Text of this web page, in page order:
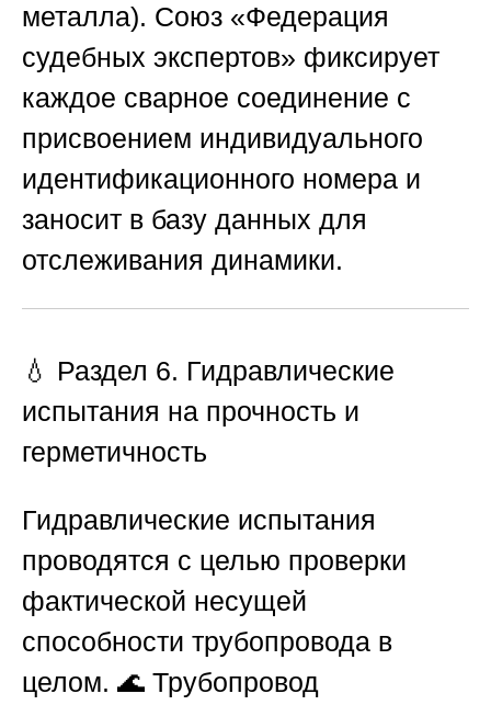
металла). Союз «Федерация
судебных экспертов» фиксирует
каждое сварное соединение с
присвоением индивидуального
идентификационного номера и
заносит в базу данных для
отслеживания динамики.
💧 Раздел 6. Гидравлические
испытания на прочность и
герметичность
Гидравлические испытания
проводятся с целью проверки
фактической несущей
способности трубопровода в
целом. 🌊 Трубопровод